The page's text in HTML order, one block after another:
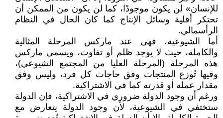
للإنسان» لن يكون موجودًا، كما لن يكون من الممكن أن
تحتكر أقلية وسائل الإنتاج كما كان الحال في النظام
الرأسمالي.
أما الشيوعية، فهي عند ماركس المرحلة المثالية
والكاملة، حيث لا يوجد ظلم أو تفاوت، ويسمي ماركس
هذه المرحلة (المرحلة العليا من المجتمع الشيوعي)،
وفيها تُوزع المنتجات وفق حاجات كل فرد، وليس وفق
مقدار عمله أو قدرته كما في الاشتراكية.
ورغم أن وجود الدولة ضروري في الاشتراكية، فإن الدولة
ستختفي في الشيوعية، لأن وجود الدولة يتعارض مع